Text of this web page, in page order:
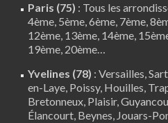
Paris (75) : Tous les
4ème, 5ème, 6ème, 7ème,
12ème, 13ème, 14ème,
19ème, 20ème…
Yvelines (78) : Versailles,
en-Laye, Poissy, Houilles,
Bretonneux, Plaisir,
Élancourt, Beynes, Jouars-